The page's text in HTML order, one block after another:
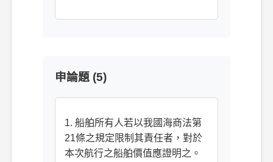
申論題 (5)
1. 船舶所有人若以我國海商法第
21條之規定限制其責任者，對於
本次航行之船舶價值應證明之。